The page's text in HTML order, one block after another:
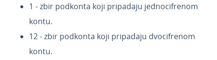
1 - zbir podkonta koji pripadaju jednocifrenom
kontu.
12 - zbir podkonta koji pripadaju dvocifrenom
kontu.